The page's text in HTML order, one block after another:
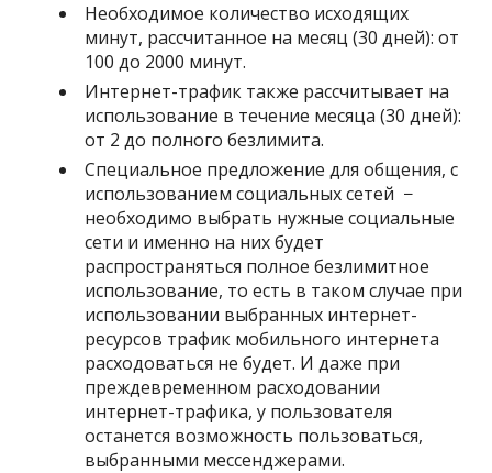
Необходимое количество исходящих
минут, рассчитанное на месяц (30 дней): от
100 до 2000 минут.
Интернет-трафик также рассчитывает на
использование в течение месяца (30 дней):
от 2 до полного безлимита.
Специальное предложение для общения, с
использованием социальных сетей −
необходимо выбрать нужные социальные
сети и именно на них будет
распространяться полное безлимитное
использование, то есть в таком случае при
использовании выбранных интернет-
ресурсов трафик мобильного интернета
расходоваться не будет. И даже при
преждевременном расходовании
интернет-трафика, у пользователя
останется возможность пользоваться,
выбранными мессенджерами.